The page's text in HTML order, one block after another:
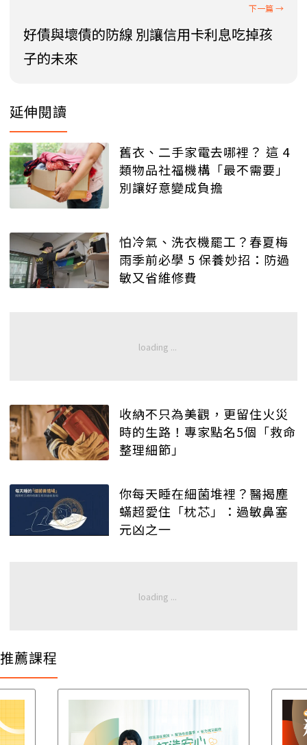
好債與壞債的防線 別讓信用卡利息吃掉孩
子的未來
延伸閱讀
舊衣、二手家電去哪裡？ 這 4
類物品社福機構「最不需要」
別讓好意變成負擔
怕冷氣、洗衣機罷工？春夏梅
雨季前必學 5 保養妙招：防過
敏又省維修費
收納不只為美觀，更留住火災
時的生路！專家點名5個「救命
整理細節」
你每天睡在細菌堆裡？醫揭塵
蟎超愛住「枕芯」：過敏鼻塞
元凶之一
推薦課程